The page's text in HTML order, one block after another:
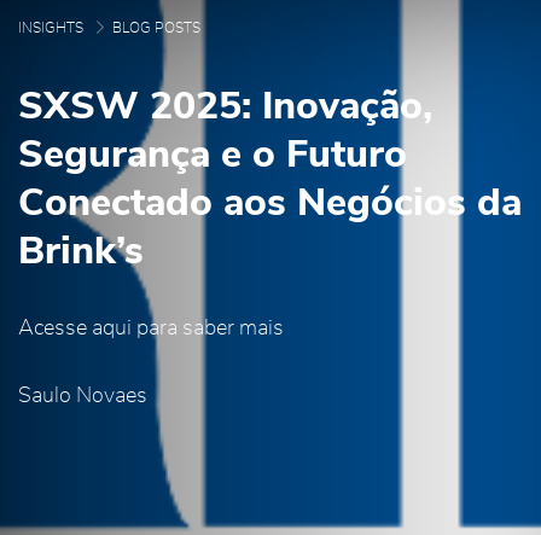
INSIGHTS BLOG POSTS
SXSW 2025: Inovação,
Segurança e o Futuro
Conectado aos Negócios da
Brink’s
Acesse aqui para saber mais
Saulo Novaes